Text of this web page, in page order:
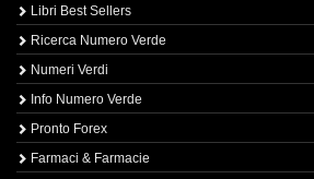
Libri Best Sellers
Ricerca Numero Verde
Numeri Verdi
Info Numero Verde
Pronto Forex
Farmaci & Farmacie